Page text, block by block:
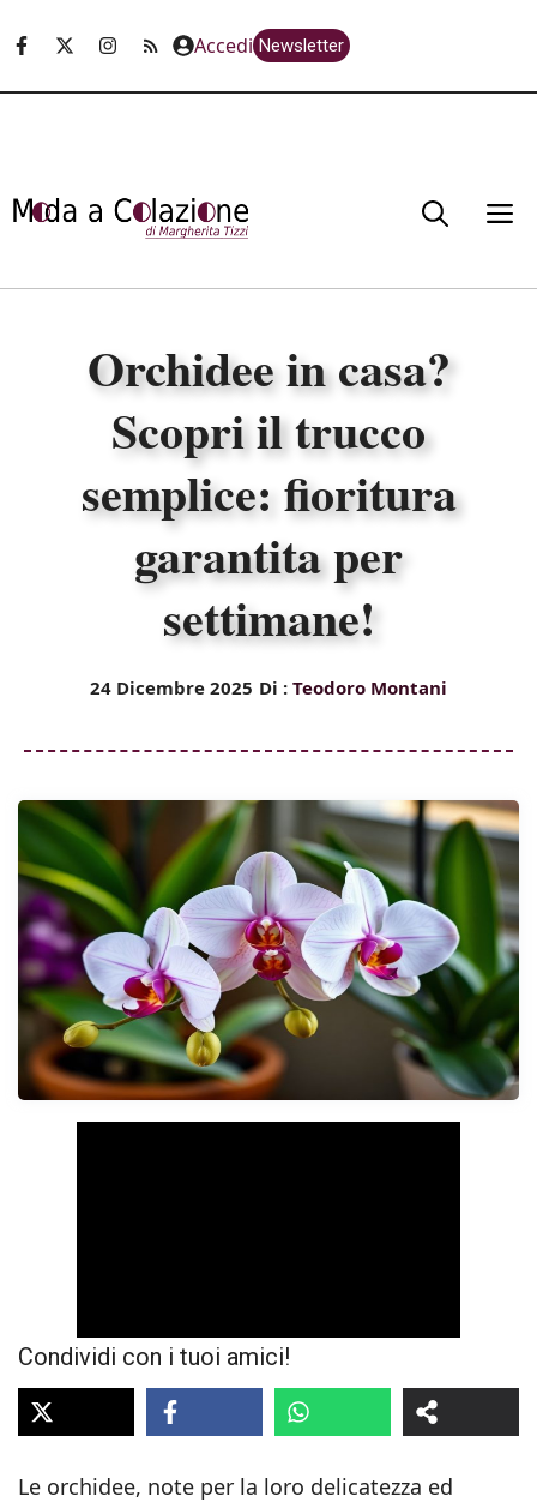
Accedi Newsletter
Orchidee in casa?
Scopri il trucco
semplice: fioritura
garantita per
settimane!
24 Dicembre 2025 Di : Teodoro Montani
Condividi con i tuoi amici!
Le orchidee, note per la loro delicatezza ed